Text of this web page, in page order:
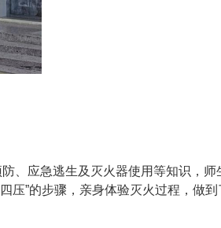
、应急逃生及灭火器使用等知识，师
压”的步骤，亲身体验灭火过程，做